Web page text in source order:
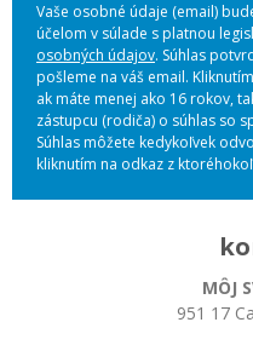
Vaše osobné údaje (email)
účelom v súlade s platnou
osobných údajov. Súhlas
pošleme na váš email.
ak máte menej ako 16 rokov,
zástupcu (rodiča) o súhlas so
Súhlas môžete kedykoľvek
kliknutím na odkaz z
MÔJ
951 17